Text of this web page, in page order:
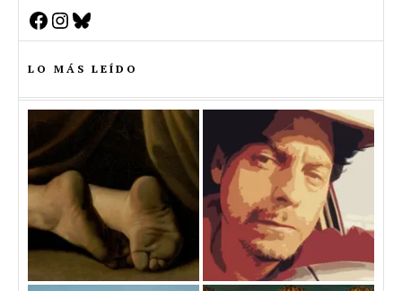
Facebook
Instagram
Bluesky
LO MÁS LEÍDO